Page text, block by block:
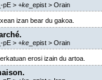
pE> +ke_epist> Orain
izan bear du gakoa.
pE> +ke_epist> Orain
erosi izain du artoa.